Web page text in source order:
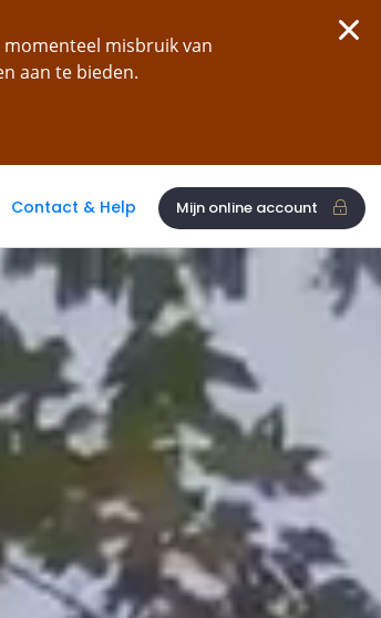
momenteel misbruik van
aan te bieden.
Contact & Help Mijn online account